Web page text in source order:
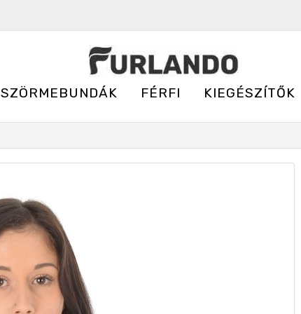
SZÖRMEBUNDÁK FÉRFI KIEGÉSZÍTŐK